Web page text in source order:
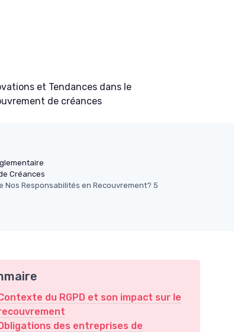
et Tendances dans le
de créances
Créances
Nos Responsabilités en Recouvrement? 5
du RGPD et son impact sur le
des entreprises de